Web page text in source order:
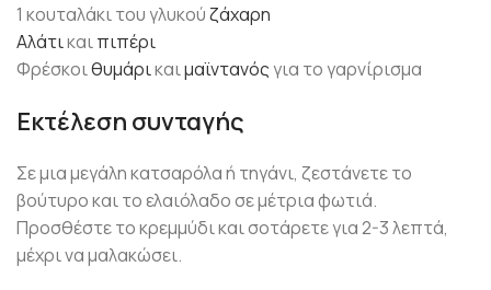
1 κουταλάκι του γλυκούζάχαρη
Αλάτικαιπιπέρι
Φρέσκοιθυμάρικαιμαϊντανόςγια το γαρνίρισμα
Εκτέλεση συνταγής
Σε μια μεγάλη κατσαρόλα ή τηγάνι, ζεστάνετε το
βούτυρο και το ελαιόλαδο σε μέτρια φωτιά.
Προσθέστε το κρεμμύδι και σοτάρετε για 2-3 λεπτά,
μέχρι να μαλακώσει.